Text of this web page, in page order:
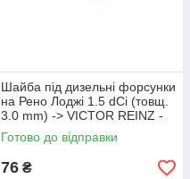
Шайба під дизельні форсунки
на Рено Лоджі 1.5 dCi (товщ.
3.0 mm) -> VICTOR REINZ -
40-70631-00
Готово до відправки
76 ₴